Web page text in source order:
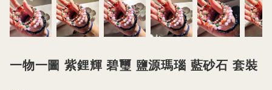
一物一圖 紫鋰輝 碧璽 鹽源瑪瑙 藍砂石 套裝